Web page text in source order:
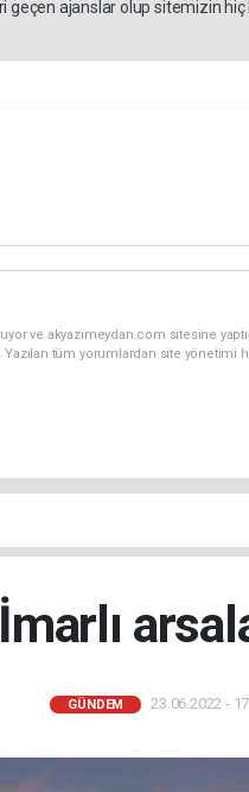
geçen ajanslar olup sitemizin
ve akyazimeydan.com sitesine
Yazılan tüm yorumlardan site
İmarlı
GÜNDEM 23.06.2022 -